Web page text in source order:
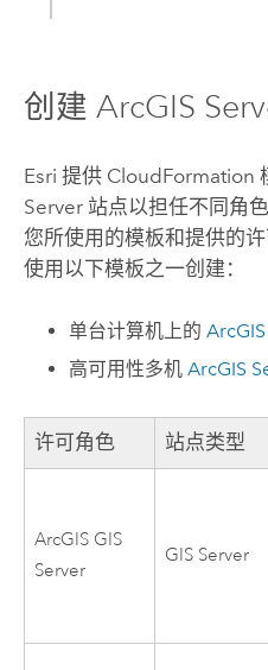
创建 ArcGIS
Esri 提供 CloudFormation
Server站点以担任不同角
您所使用的模板和提供的
使用以下模板之一创建：
单台计算机上的
高可用性多机ArcGIS
许可角色 站点类型
ArcGIS GIS
Server
GIS Server